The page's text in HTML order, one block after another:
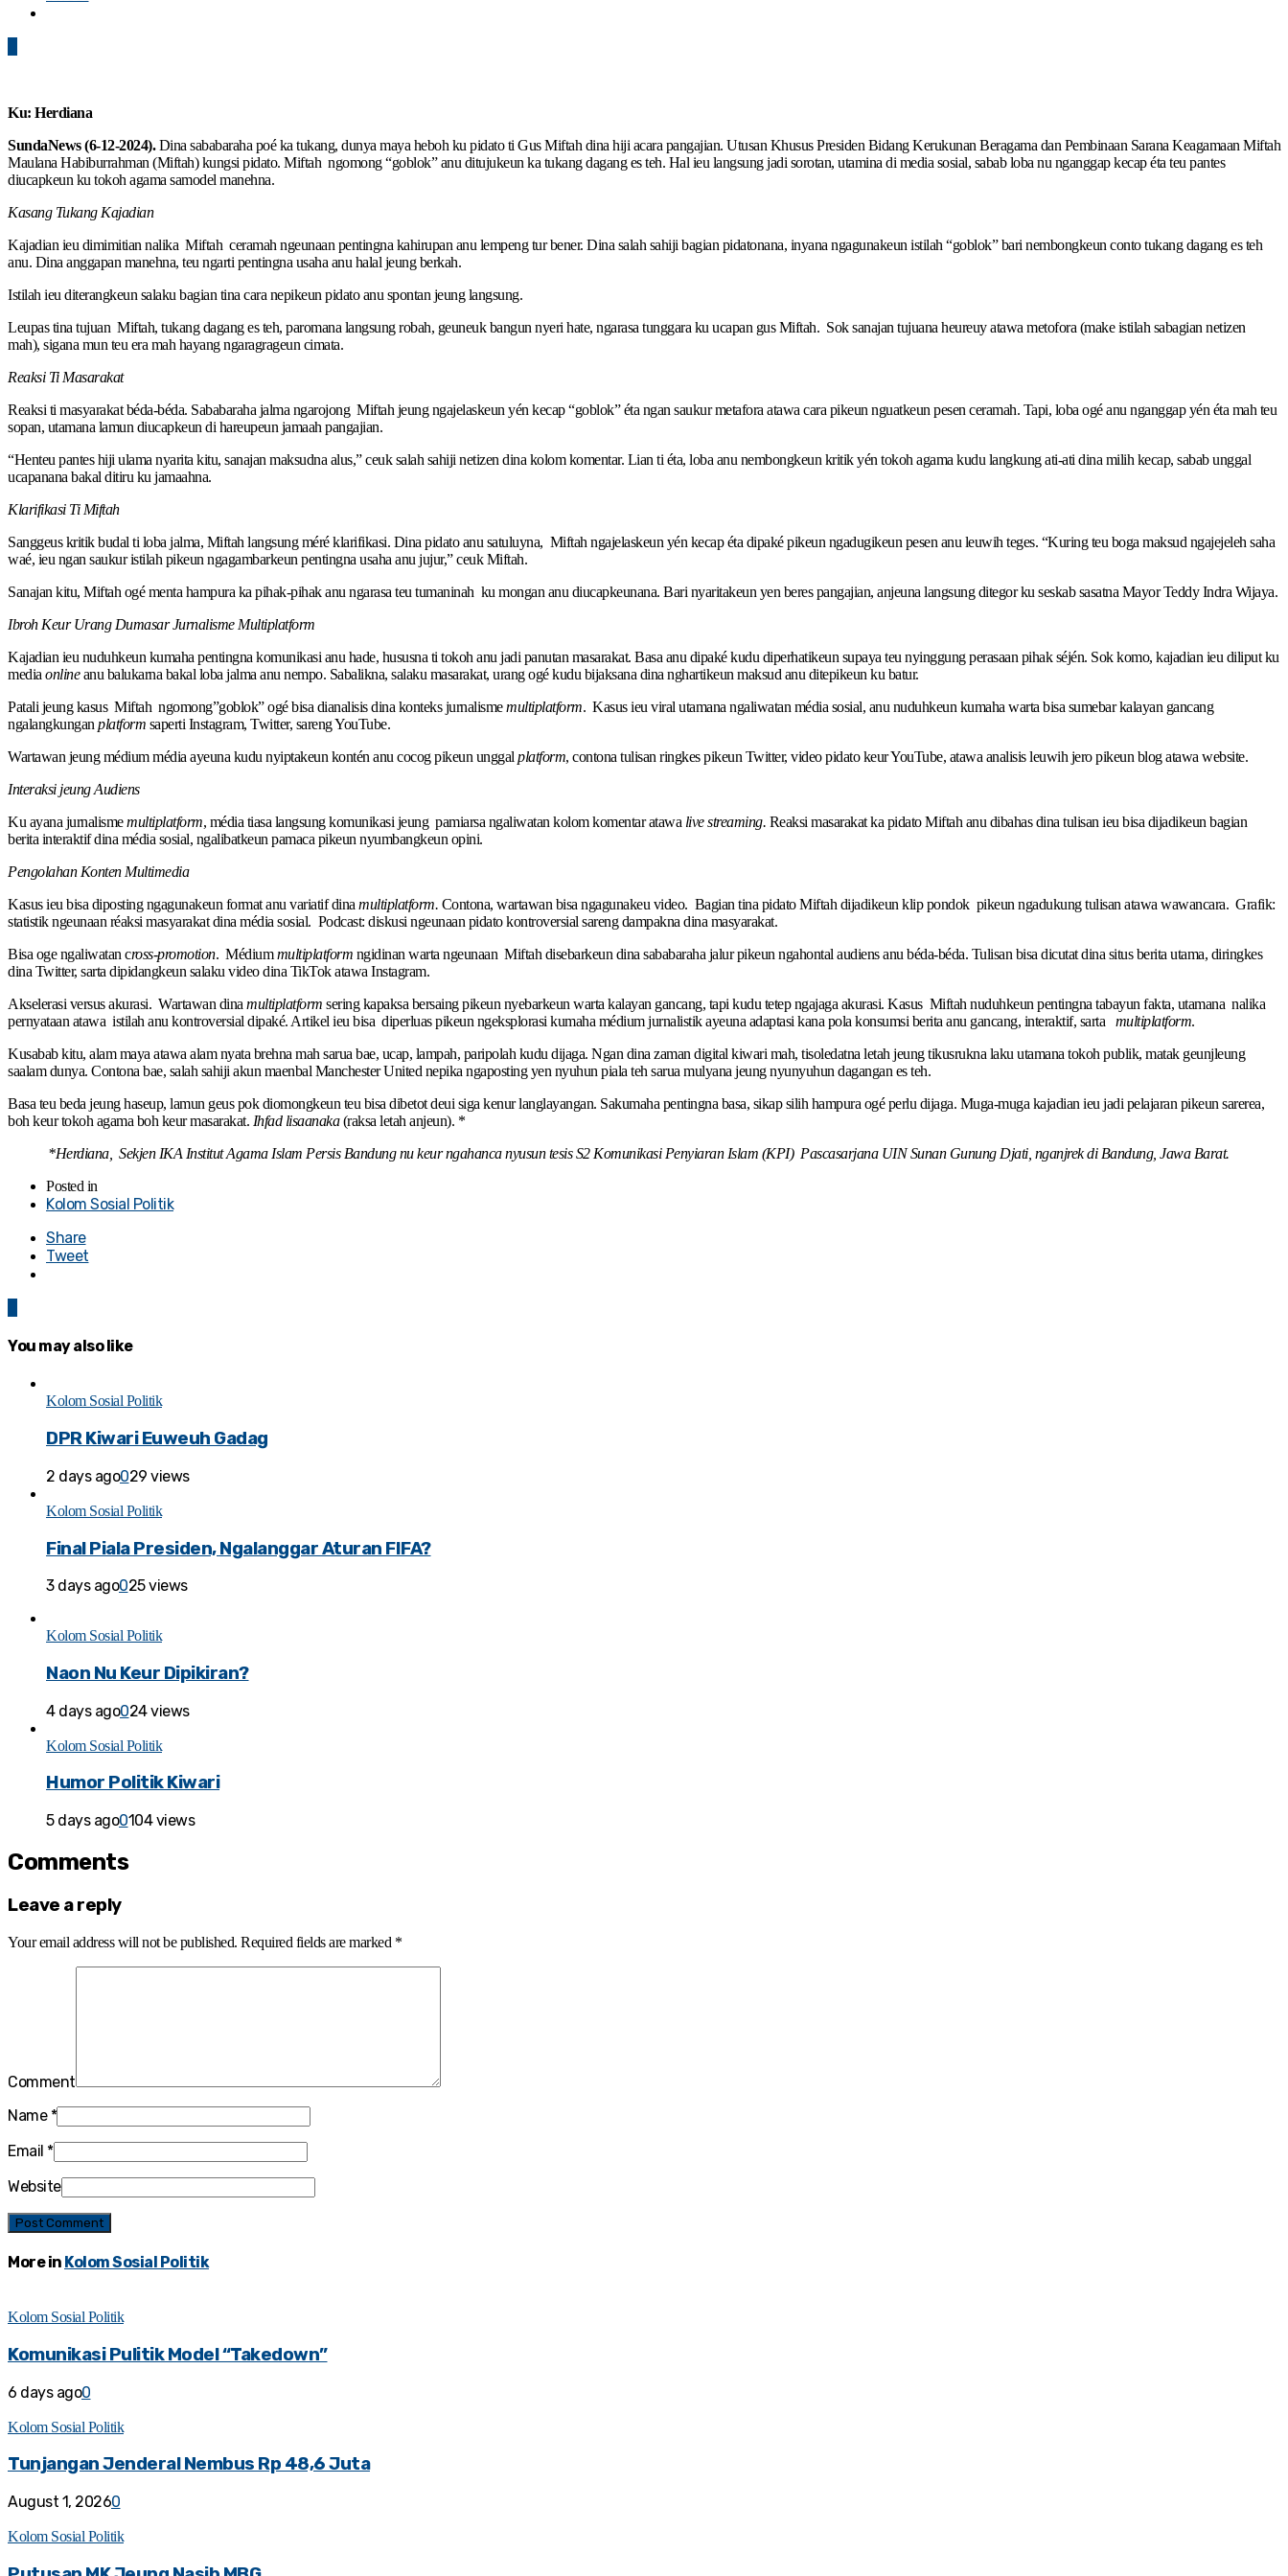
Ku: Herdiana
SundaNews (6-12-2024).Dina sababaraha poé ka tukang, dunya maya heboh ku pidato ti Gus Miftah dina hiji acara pangajian. Utusan Khusus Presiden Bidang Kerukunan Beragama dan Pembinaan Sarana Keagamaan Miftah
Maulana Habiburrahman (Miftah) kungsi pidato. Miftah ngomong “goblok” anu ditujukeun ka tukang dagang es teh. Hal ieu langsung jadi sorotan, utamina di media sosial, sabab loba nu nganggap kecap éta teu pantes
diucapkeun ku tokoh agama samodel manehna.
Kasang Tukang Kajadian
Kajadian ieu dimimitian nalika Miftah ceramah ngeunaan pentingna kahirupan anu lempeng tur bener. Dina salah sahiji bagian pidatonana, inyana ngagunakeun istilah “goblok” bari nembongkeun conto tukang dagang es teh
anu. Dina anggapan manehna, teu ngarti pentingna usaha anu halal jeung berkah.
Istilah ieu diterangkeun salaku bagian tina cara nepikeun pidato anu spontan jeung langsung.
Leupas tina tujuan Miftah, tukang dagang es teh, paromana langsung robah, geuneuk bangun nyeri hate, ngarasa tunggara ku ucapan gus Miftah. Sok sanajan tujuana heureuy atawa metofora (make istilah sabagian netizen
mah), sigana mun teu era mah hayang ngaragrageun cimata.
Reaksi Ti Masarakat
Reaksi ti masyarakat béda-béda. Sababaraha jalma ngarojong Miftah jeung ngajelaskeun yén kecap “goblok” éta ngan saukur metafora atawa cara pikeun nguatkeun pesen ceramah. Tapi, loba ogé anu nganggap yén éta mah teu
sopan, utamana lamun diucapkeun di hareupeun jamaah pangajian.
“Henteu pantes hiji ulama nyarita kitu, sanajan maksudna alus,” ceuk salah sahiji netizen dina kolom komentar. Lian ti éta, loba anu nembongkeun kritik yén tokoh agama kudu langkung ati-ati dina milih kecap, sabab unggal
ucapanana bakal ditiru ku jamaahna.
Klarifikasi Ti Miftah
Sanggeus kritik budal ti loba jalma, Miftah langsung méré klarifikasi. Dina pidato anu satuluyna, Miftah ngajelaskeun yén kecap éta dipaké pikeun ngadugikeun pesen anu leuwih teges. “Kuring teu boga maksud ngajejeleh saha
waé, ieu ngan saukur istilah pikeun ngagambarkeun pentingna usaha anu jujur,” ceuk Miftah.
Sanajan kitu, Miftah ogé menta hampura ka pihak-pihak anu ngarasa teu tumaninah ku mongan anu diucapkeunana. Bari nyaritakeun yen beres pangajian, anjeuna langsung ditegor ku seskab sasatna Mayor Teddy Indra Wijaya.
Ibroh Keur Urang Dumasar Jurnalisme Multiplatform
Kajadian ieu nuduhkeun kumaha pentingna komunikasi anu hade, hususna ti tokoh anu jadi panutan masarakat. Basa anu dipaké kudu diperhatikeun supaya teu nyinggung perasaan pihak séjén. Sok komo, kajadian ieu diliput ku
media onlineanu balukarna bakal loba jalma anu nempo. Sabalikna, salaku masarakat, urang ogé kudu bijaksana dina nghartikeun maksud anu ditepikeun ku batur.
Patali jeung kasus Miftah ngomong”goblok” ogé bisa dianalisis dina konteks jurnalismemultiplatform. Kasus ieu viral utamana ngaliwatan média sosial, anu nuduhkeun kumaha warta bisa sumebar kalayan gancang
ngalangkungan platform saperti Instagram, Twitter, sareng YouTube.
Wartawan jeung médium média ayeuna kudu nyiptakeun kontén anu cocog pikeun unggal platform, contona tulisan ringkes pikeun Twitter, video pidato keur YouTube, atawa analisis leuwih jero pikeun blog atawa website.
Interaksi jeung Audiens
Ku ayana jurnalismemultiplatform, média tiasa langsung komunikasi jeung pamiarsa ngaliwatan kolom komentar atawa live streaming. Reaksi masarakat ka pidato Miftah anu dibahas dina tulisan ieu bisa dijadikeun bagian
berita interaktif dina média sosial, ngalibatkeun pamaca pikeun nyumbangkeun opini.
Pengolahan Konten Multimedia
Kasus ieu bisa diposting ngagunakeun format anu variatif dina multiplatform. Contona, wartawan bisa ngagunakeu video. Bagian tina pidato Miftah dijadikeun klip pondok pikeun ngadukung tulisan atawa wawancara. Grafik:
statistik ngeunaan réaksi masyarakat dina média sosial. Podcast: diskusi ngeunaan pidato kontroversial sareng dampakna dina masyarakat.
Bisa oge ngaliwatan cross-promotion. Médiummultiplatform ngidinan warta ngeunaan Miftah disebarkeun dina sababaraha jalur pikeun ngahontal audiens anu béda-béda. Tulisan bisa dicutat dina situs berita utama, diringkes
dina Twitter, sarta dipidangkeun salaku video dina TikTok atawa Instagram.
Akselerasi versus akurasi. Wartawan dina multiplatform sering kapaksa bersaing pikeun nyebarkeun warta kalayan gancang, tapi kudu tetep ngajaga akurasi. Kasus Miftah nuduhkeun pentingna tabayun fakta, utamana nalika
pernyataan atawa istilah anu kontroversial dipaké. Artikel ieu bisa diperluas pikeun ngeksplorasi kumaha médium jurnalistik ayeuna adaptasi kana pola konsumsi berita anu gancang, interaktif, sarta multiplatform.
Kusabab kitu, alam maya atawa alam nyata brehna mah sarua bae, ucap, lampah, paripolah kudu dijaga. Ngan dina zaman digital kiwari mah, tisoledatna letah jeung tikusrukna laku utamana tokoh publik, matak geunjleung
saalam dunya. Contona bae, salah sahiji akun maenbal Manchester United nepika ngaposting yen nyuhun piala teh sarua mulyana jeung nyunyuhun dagangan es teh.
Basa teu beda jeung haseup, lamun geus pok diomongkeun teu bisa dibetot deui siga kenur langlayangan. Sakumaha pentingna basa, sikap silih hampura ogé perlu dijaga. Muga-muga kajadian ieu jadi pelajaran pikeun sarerea,
boh keur tokoh agama boh keur masarakat. Ihfad lisaanaka(raksa letah anjeun). *
*Herdiana, Sekjen IKA Institut Agama Islam Persis Bandung nu keur ngahanca nyusun tesis S2 Komunikasi Penyiaran Islam (KPI) Pascasarjana UIN Sunan Gunung Djati, nganjrek di Bandung, Jawa Barat.
Posted in
Kolom Sosial Politik
Share
Tweet
You may also like
Kolom Sosial Politik
DPR Kiwari Euweuh Gadag
2 days ago029 views
Kolom Sosial Politik
Final Piala Presiden, Ngalanggar Aturan FIFA?
3 days ago025 views
Kolom Sosial Politik
Naon Nu Keur Dipikiran?
4 days ago024 views
Kolom Sosial Politik
Humor Politik Kiwari
5 days ago0104 views
Comments
Leave a reply
Your email address will not be published. Required fields are marked *
Comment
Name *
Email *
Website
More in Kolom Sosial Politik
Kolom Sosial Politik
Komunikasi Pulitik Model “Takedown”
6 days ago0
Kolom Sosial Politik
Tunjangan Jenderal Nembus Rp 48,6 Juta
August 1, 20260
Kolom Sosial Politik